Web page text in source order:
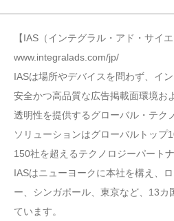
【IAS（インテグラル・アド・サイ
www.integralads.com/jp/
IASは場所やデバイスを問わず、イ
安全かつ高品質な広告掲載面環境お
透明性を提供するグローバル・テク
ソリューションはグローバルトップ
150社を超えるテクノロジーパート
IASはニューヨークに本社を構え、
ー、シンガポール、東京など、13カ
ています。